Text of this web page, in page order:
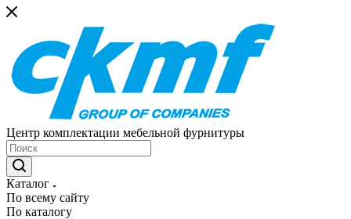
Центр комплектации мебельной фурнитуры
Каталог
По всему сайту
По каталогу